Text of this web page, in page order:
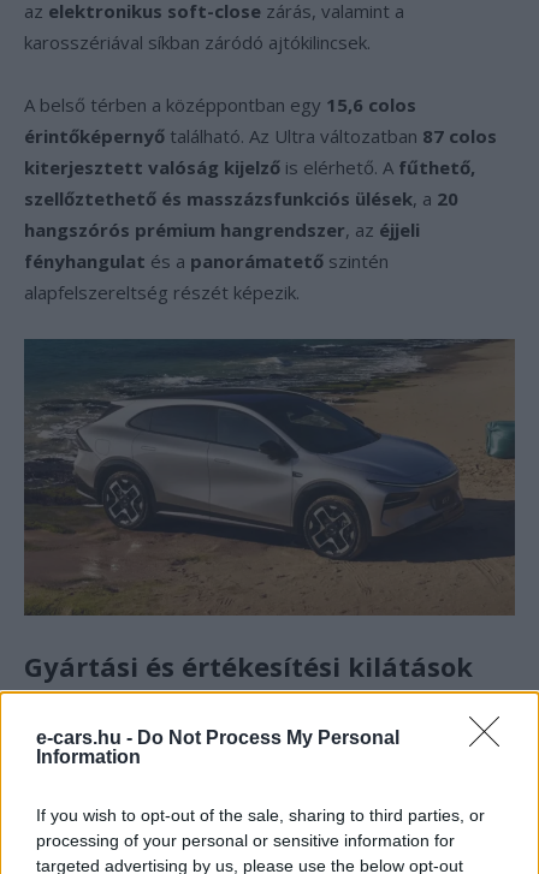
e-cars.hu - Do Not Process My Personal
Information
If you wish to opt-out of the sale, sharing to third parties, or
processing of your personal or sensitive information for
targeted advertising by us, please use the below opt-out
az elektronikus soft-close zárás, valamint a
karosszériával síkban záródó ajtókilincsek.
A belső térben a középpontban egy 15,6 colos
érintőképernyő található. Az Ultra változatban 87 colos
kiterjesztett valóság kijelző is elérhető. A fűthető,
szellőztethető és masszázsfunkciós ülések, a 20
hangszórós prémium hangrendszer, az éjjeli
fényhangulat és a panorámatető szintén
alapfelszereltség részét képezik.
Gyártási és értékesítési kilátások
negyedévére időzíti. A modell a cég dinamikus
hónapjábanmár162 578 járművetadtak át, ami293
százalékos növekedésaz előző évhez képest.